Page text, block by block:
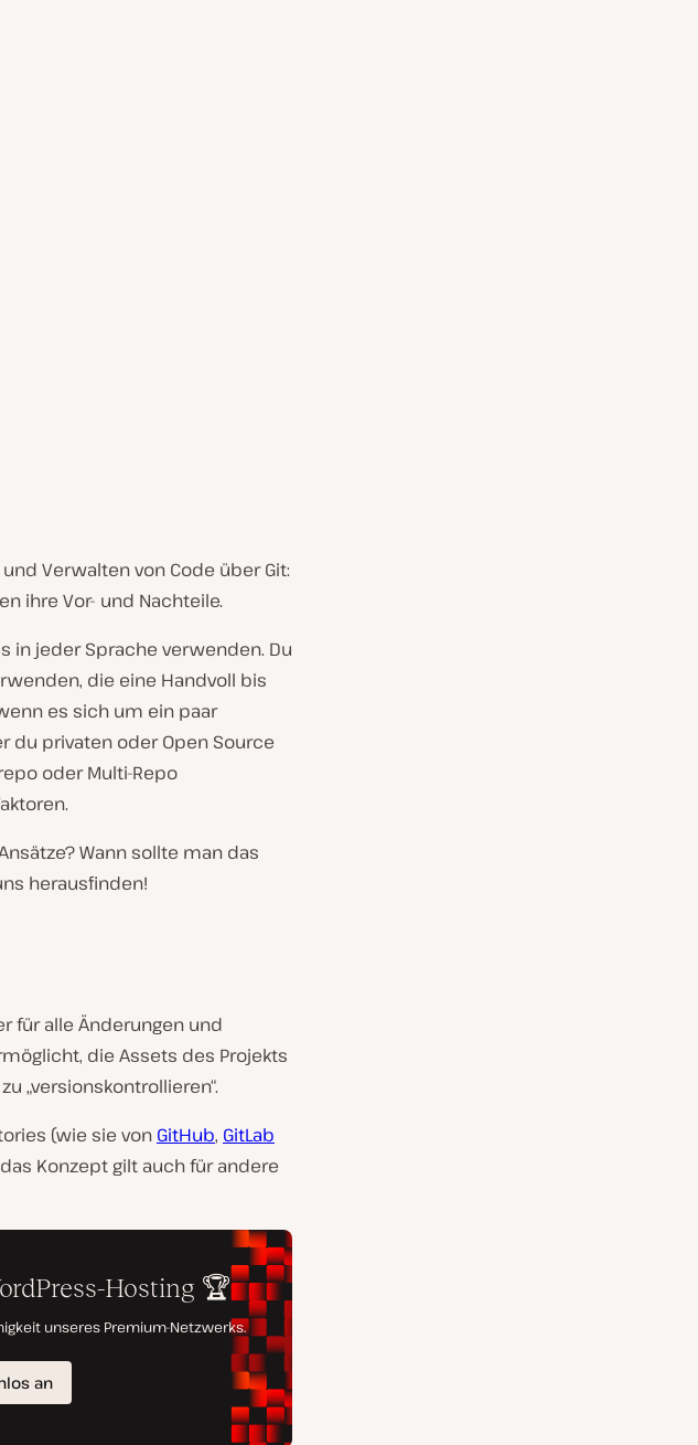
und Verwalten von Code über Git:
ihre Vor- und Nachteile.
in jeder Sprache verwenden. Du
die eine Handvoll bis
es sich um ein paar
du privaten oder Open Source
oder Multi-Repo
Wann sollte man das
herausfinden!
für alle Änderungen und
die Assets des Projekts
„versionskontrollieren“.
(wie sie von GitHub, GitLab
Konzept gilt auch für andere